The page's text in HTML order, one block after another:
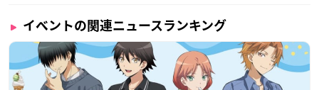
イベントの関連ニュースランキング